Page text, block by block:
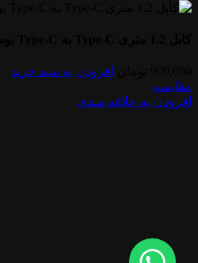
افزودن به سبد خرید
مقایسه
افزودن به علاقه مندی